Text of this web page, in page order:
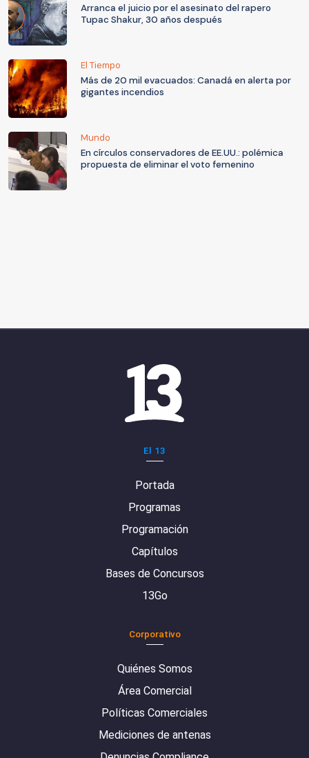
Arranca el juicio por el asesinato del rapero
Tupac Shakur, 30 años después
El Tiempo
Más de 20 mil evacuados: Canadá en alerta por
gigantes incendios
Mundo
En círculos conservadores de EE.UU.: polémica
propuesta de eliminar el voto femenino
El 13
Portada
Programas
Programación
Capítulos
Bases de Concursos
13Go
Corporativo
Quiénes Somos
Área Comercial
Políticas Comerciales
Mediciones de antenas